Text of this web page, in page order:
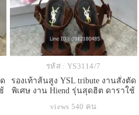
รหัส : YS3114/7
รองเท้าส้นสูง YSL tribute งานสั่งตัด
พิเศษ งาน Hiend รุ่นสุดฮิต ดาราใช้
views 540 คน